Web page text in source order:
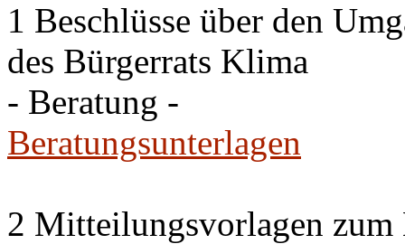
1 Beschlüsse über den
des Bürgerrats Klima
- Beratung -
Beratungsunterlagen
2 Mitteilungsvorlagen zum